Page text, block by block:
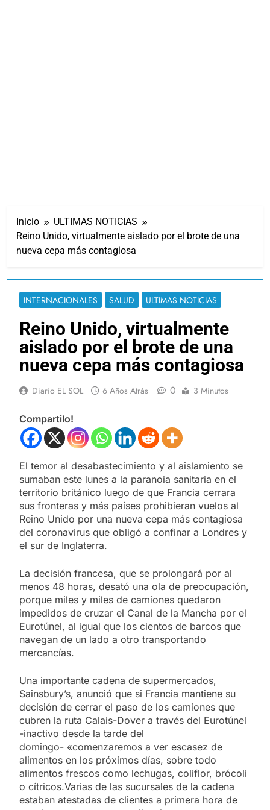
Inicio
ULTIMAS NOTICIAS
Reino Unido, virtualmente aislado por el brote de una
nueva cepa más contagiosa
INTERNACIONALES SALUD ULTIMAS NOTICIAS
Reino Unido, virtualmente
aislado por el brote de una
nueva cepa más contagiosa
Diario EL SOL 6 Años Atrás 0 3 Minutos
Compartilo!
El temor al desabastecimiento y al aislamiento se
sumaban este lunes a la paranoia sanitaria en el
territorio británico luego de que Francia cerrara
sus fronteras y más países prohibieran vuelos al
Reino Unido por una nueva cepa más contagiosa
del coronavirus que obligó a confinar a Londres y
el sur de Inglaterra.
La decisión francesa, que se prolongará por al
menos 48 horas, desató una ola de preocupación,
porque miles y miles de camiones quedaron
impedidos de cruzar el Canal de la Mancha por el
Eurotúnel, al igual que los cientos de barcos que
navegan de un lado a otro transportando
mercancías.
Una importante cadena de supermercados,
Sainsbury’s, anunció que si Francia mantiene su
decisión de cerrar el paso de los camiones que
cubren la ruta Calais-Dover a través del Eurotúnel
-inactivo desde la tarde del
domingo- «comenzaremos a ver escasez de
alimentos en los próximos días, sobre todo
alimentos frescos como lechugas, coliflor, brócoli
o cítricos.Varias de las sucursales de la cadena
estaban atestadas de clientes a primera hora de